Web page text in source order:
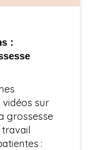
:
vidéos sur
grossesse
travail
: